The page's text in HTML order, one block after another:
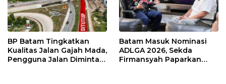
BP Batam Tingkatkan
Kualitas Jalan Gajah Mada,
Pengguna Jalan Diminta
Batam Masuk Nominasi
ADLGA 2026, Sekda
Firmansyah Paparkan